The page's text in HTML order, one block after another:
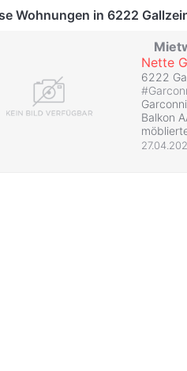
Wohnungen in 6222
Nette
6222
#
Balkon